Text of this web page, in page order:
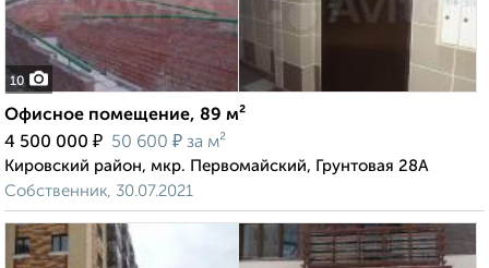
10
Офисное помещение, 89 м²
4 500 000 ₽ 50 600 ₽ за м²
Кировский район, мкр. Первомайский, Грунтовая 28А
Собственник, 30.07.2021